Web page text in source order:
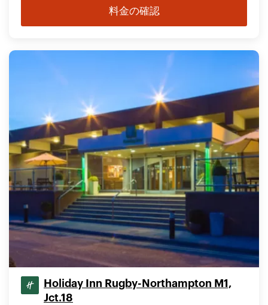
料金の確認
Holiday Inn Rugby-Northampton M1,
Jct.18